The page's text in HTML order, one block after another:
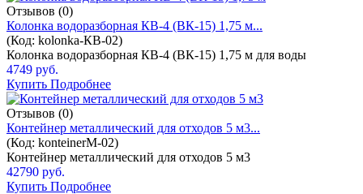
Отзывов (0)
Колонка водоразборная КВ-4 (ВК-15) 1,75 м...
(Код: kolonka-КВ-02)
Колонка водоразборная КВ-4 (ВК-15) 1,75 м для воды
4749 руб.
Купить Подробнее
Отзывов (0)
Контейнер металлический для отходов 5 м3...
(Код: konteinerM-02)
Контейнер металлический для отходов 5 м3
42790 руб.
Купить Подробнее